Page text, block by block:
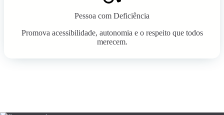
Pessoa com Deficiência
Promova acessibilidade, autonomia e o respeito que todos
merecem.